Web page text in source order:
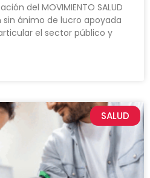
del MOVIMIENTO SALUD
sin ánimo de lucro apoyada
el sector público y
SALUD